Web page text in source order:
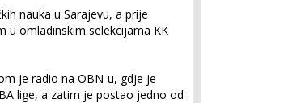
nauka u Sarajevu, a prije
u omladinskim selekcijama KK
je radio na OBN-u, gdje je
lige, a zatim je postao jedno od